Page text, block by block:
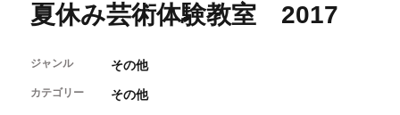
フェは11:00～18:00まで営業
ご利用案内
夏休み芸術体験教室 2017
ジャンル その他
カテゴリー その他